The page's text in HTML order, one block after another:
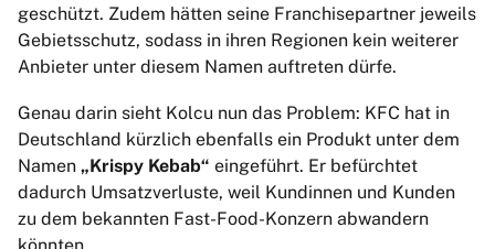
geschützt. Zudem hätten seine Franchisepartner jeweils
Gebietsschutz, sodass in ihren Regionen kein weiterer
Anbieter unter diesem Namen auftreten dürfe.
Genau darin sieht Kolcu nun das Problem: KFC hat in
Deutschland kürzlich ebenfalls ein Produkt unter dem
Namen „Krispy Kebab“ eingeführt. Er befürchtet
dadurch Umsatzverluste, weil Kundinnen und Kunden
zu dem bekannten Fast-Food-Konzern abwandern